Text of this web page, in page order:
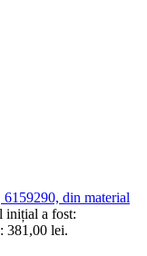
din material
inițial a fost:
381,00 lei.